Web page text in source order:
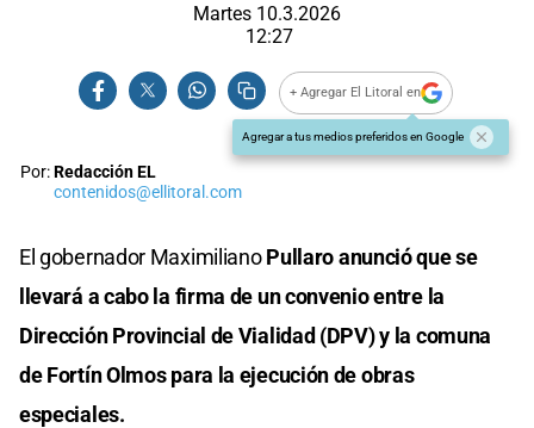
Martes 10.3.2026
12:27
+ Agregar El Litoral en
Agregar a tus medios preferidos en Google
Por:Redacción EL
contenidos@ellitoral.com
El gobernador MaximilianoPullaro anunció que se
llevará a cabo la firma de un convenio entre la
Dirección Provincial de Vialidad (DPV) y la comuna
de Fortín Olmos para la ejecución de obras
especiales.